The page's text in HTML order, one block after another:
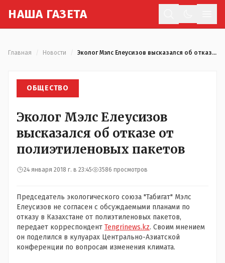
НАША ГАЗЕТА
Главная Новости Эколог Мэлс Елеусизов высказался об отказе от полиэтиленовых пакетов
ОБЩЕСТВО
Эколог Мэлс Елеусизов
высказался об отказе от
полиэтиленовых пакетов
24 января 2018 г. в 23:45 3586 просмотров
Председатель экологического союза "Табигат" Мэлс
Елеусизов не согласен с обсуждаемыми планами по
отказу в Казахстане от полиэтиленовых пакетов,
передает корреспондент Tengrinews.kz. Своим мнением
он поделился в кулуарах Центрально-Азиатской
конференции по вопросам изменения климата.